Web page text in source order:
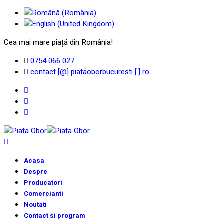
Cea mai mare piață din România!
0754 066 027
contact [@] piataoborbucuresti [.] ro
Acasa
Despre
Producatori
Comercianti
Noutati
Contact si program